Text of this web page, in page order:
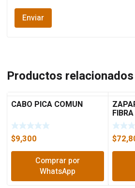
Productos relacionados
CABO PICA COMUN
$9,300
Comprar por
WhatsApp
$